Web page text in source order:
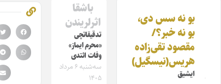
بو نه سس دی،
بو نه خبر؟/
مقصود تقی‌زاده
هریس(نیسگیل)
ایشیق
باشقا
اثرلریندن
تدقیقاتچی
«محرم ایماز»
وفات ائتدی
سه‌شنبه ۶ مرداد
۱۴۰۵